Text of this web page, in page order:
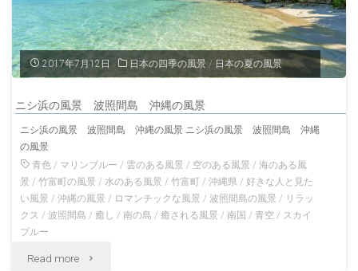
シ
浜
風
沖
縄
2017年7月12日 日本の四季の風景 / 日本の夏の風景
ニシ浜の風景 波照間島 沖縄の風景
ニシ浜の風景 波照間島 沖縄の風景 ニシ浜の風景 波照間島 沖縄
の風景
青色 / マリンブルー / 雲のある風景 / 空のある風景 /海のある風
景 /竹富町の風景 /水のある風景 /竹富町 /沖縄県 /好きな人と見た
い風景 /沖縄の風景 / ロマンチックな風景 /波照間島の風景 / リラッ
クス /波照間島 /癒し /南の島 /癒される風景 /南国 /青空 / スカイ
ブルー
Read more "ニ